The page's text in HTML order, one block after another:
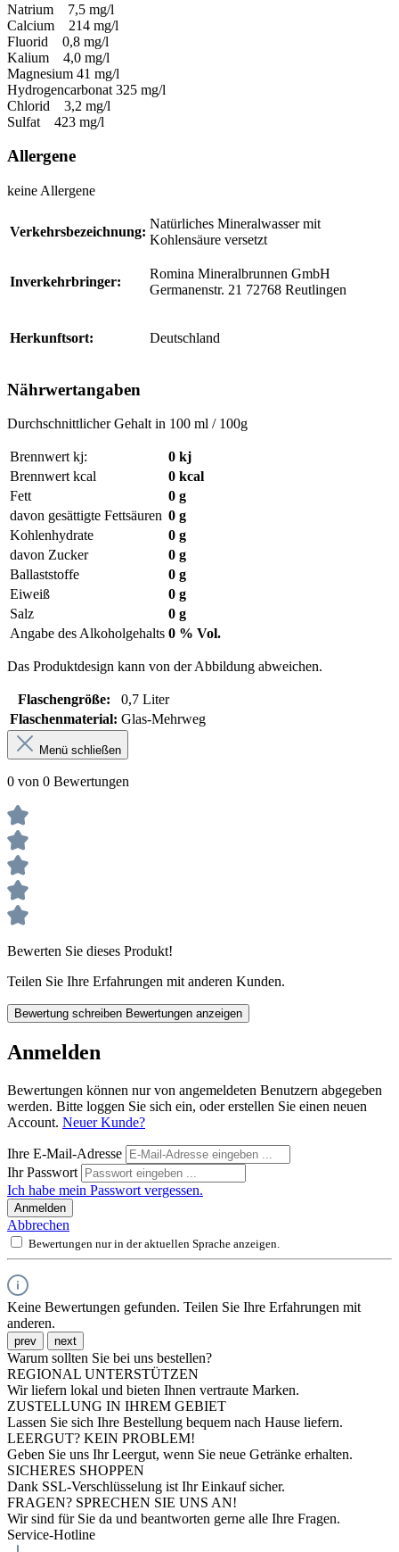
Natrium 7,5 mg/l
Calcium 214 mg/l
Fluorid 0,8 mg/l
Kalium 4,0 mg/l
Magnesium 41 mg/l
Hydrogen­carbonat 325 mg/l
Chlorid 3,2 mg/l
Sulfat 423 mg/l
Allergene
keine Allergene
Verkehrsbezeichnung:
Natürliches Mineralwasser mit
Kohlensäure versetzt
Inverkehrbringer:
Romina Mineralbrunnen GmbH
Germanenstr. 21 72768 Reutlingen
Herkunftsort: Deutschland
Nährwertangaben
Durchschnittlicher Gehalt in 100 ml / 100g
Brennwert kj:
0 kj
Brennwert kcal
0 kcal
Fett
0 g
davon gesättigte Fettsäuren 0 g
Kohlenhydrate
0 g
davon Zucker
0 g
Ballaststoffe
0 g
Eiweiß
0 g
Salz
0 g
Angabe des Alkoholgehalts 0 % Vol.
Das Produktdesign kann von der Abbildung abweichen.
Flaschengröße:
0,7 Liter
Flaschenmaterial: Glas-Mehrweg
Menü schließen
0 von 0 Bewertungen
Bewerten Sie dieses Produkt!
Teilen Sie Ihre Erfahrungen mit anderen Kunden.
Bewertung schreiben Bewertungen anzeigen
Anmelden
Bewertungen können nur von angemeldeten Benutzern abgegeben
werden. Bitte loggen Sie sich ein, oder erstellen Sie einen neuen
Account. Neuer Kunde?
Ihre E-Mail-Adresse
Ihr Passwort
Ich habe mein Passwort vergessen.
Anmelden
Abbrechen
Bewertungen nur in der aktuellen Sprache anzeigen.
Keine Bewertungen gefunden. Teilen Sie Ihre Erfahrungen mit
anderen.
prev next
Warum sollten Sie bei uns bestellen?
REGIONAL UNTERSTÜTZEN
Wir liefern lokal und bieten Ihnen vertraute Marken.
ZUSTELLUNG IN IHREM GEBIET
Lassen Sie sich Ihre Bestellung bequem nach Hause liefern.
LEERGUT? KEIN PROBLEM!
Geben Sie uns Ihr Leergut, wenn Sie neue Getränke erhalten.
SICHERES SHOPPEN
Dank SSL-Verschlüsselung ist Ihr Einkauf sicher.
FRAGEN? SPRECHEN SIE UNS AN!
Wir sind für Sie da und beantworten gerne alle Ihre Fragen.
Service-Hotline